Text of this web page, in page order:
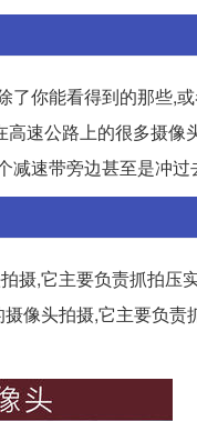
你能看得到的那些,
速公路上的很多摄
速带旁边甚至是冲过
摄,它主要负责抓拍
像头拍摄,它主要负